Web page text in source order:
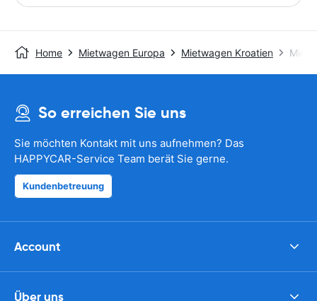
Home Mietwagen Europa Mietwagen Kroatien
So erreichen Sie uns
Sie möchten Kontakt mit uns aufnehmen? Das
HAPPYCAR-Service Team berät Sie gerne.
Kundenbetreuung
Account
Über uns